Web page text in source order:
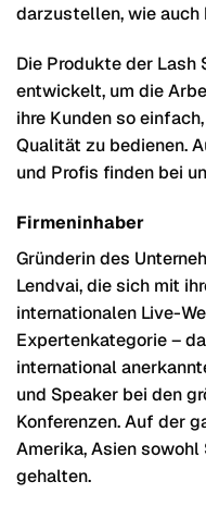
darzustellen, wie auch
Die Produkte der Lash
entwickelt, um die
ihre Kunden so
Qualität zu bedienen.
und Profis finden bei
Firmeninhaber
Gründerin des
Lendvai, die sich mit
internationalen Live-
Expertenkategorie –
international
und Speaker bei den
Konferenzen. Auf der
Amerika, Asien
gehalten.